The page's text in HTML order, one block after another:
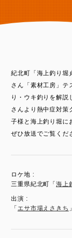
紀北町「海上釣り堀
さん「素材工房」テ
り・ウキ釣りを解説
さんより熱中症対策
子様と海上釣り堀に
ぜひ放送でご覧くだ
ロケ地 :
三重県紀北町「海上
出演 :
「 エサ市場えさきち